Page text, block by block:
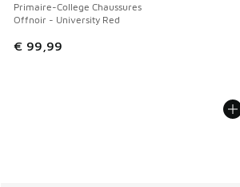
Primaire-College Chaussures
Offnoir - University Red
€ 99,99